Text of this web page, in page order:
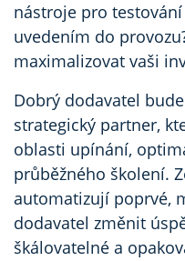
nástroje pro
uvedením do
maximalizovat vaši
Dobrý dodavatel
strategický partner,
oblasti upínání,
průběžného školení.
automatizují poprvé,
dodavatel změnit
škálovatelné a